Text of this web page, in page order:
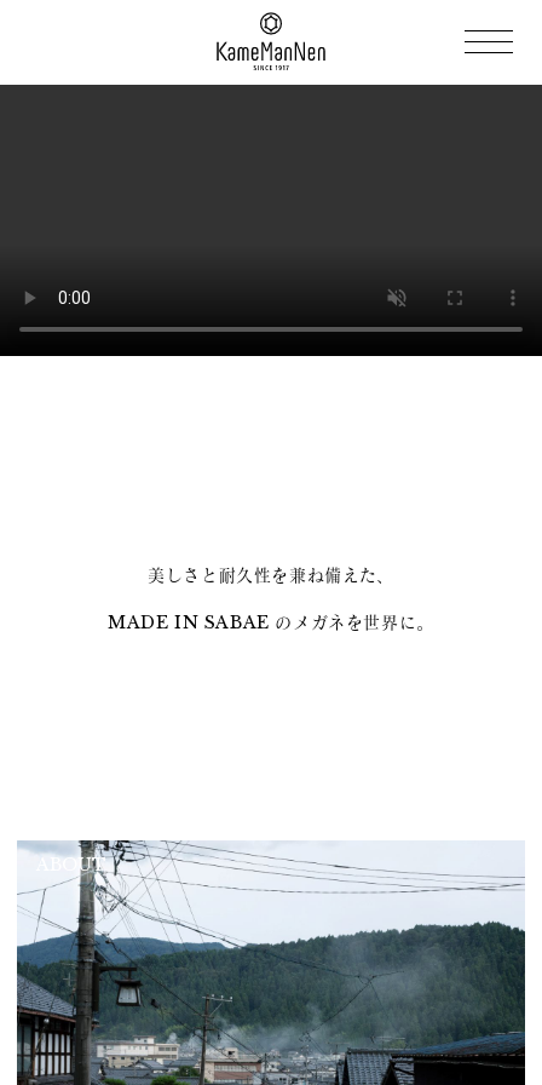
美しさと耐久性を兼ね備えた、
MADE IN SABAE のメガネを世界に。
ABOUT